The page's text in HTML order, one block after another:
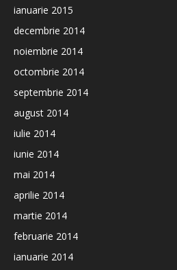
ianuarie 2015
decembrie 2014
noiembrie 2014
octombrie 2014
septembrie 2014
august 2014
iulie 2014
iunie 2014
mai 2014
aprilie 2014
martie 2014
februarie 2014
ianuarie 2014